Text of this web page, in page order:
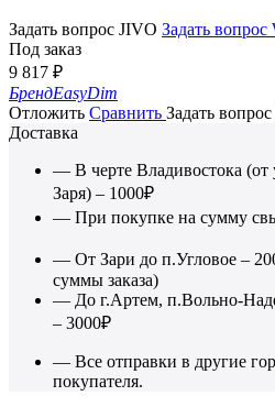
Задать вопрос JIVO Задать вопрос
Под заказ
9 817 ₽
БрендEasyDim
Отложить Сравнить Задать
Доставка
— В черте Владивостока (от
Заря) – 1000₽
— При покупке на сумму
— От Зари до п.Угловое –
суммы заказа)
— До г.Артем, п.Вольно-
– 3000₽
— Все отправки в другие
покупателя.